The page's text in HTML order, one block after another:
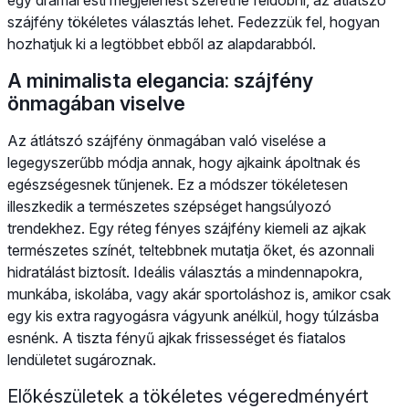
szájfény tökéletes választás lehet. Fedezzük fel, hogyan
hozhatjuk ki a legtöbbet ebből az alapdarabból.
A minimalista elegancia: szájfény
önmagában viselve
Az átlátszó szájfény önmagában való viselése a
legegyszerűbb módja annak, hogy ajkaink ápoltnak és
egészségesnek tűnjenek. Ez a módszer tökéletesen
illeszkedik a természetes szépséget hangsúlyozó
trendekhez. Egy réteg fényes szájfény kiemeli az ajkak
természetes színét, teltebbnek mutatja őket, és azonnali
hidratálást biztosít. Ideális választás a mindennapokra,
munkába, iskolába, vagy akár sportoláshoz is, amikor csak
egy kis extra ragyogásra vágyunk anélkül, hogy túlzásba
esnénk. A tiszta fényű ajkak frissességet és fiatalos
lendületet sugároznak.
Előkészületek a tökéletes végeredményért